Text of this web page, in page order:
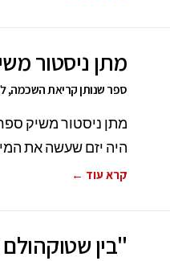
מתן ניסטור
ספר שנותן קריאת השכמה,
היה יזם שעשה את
קרא עוד ←
"בין